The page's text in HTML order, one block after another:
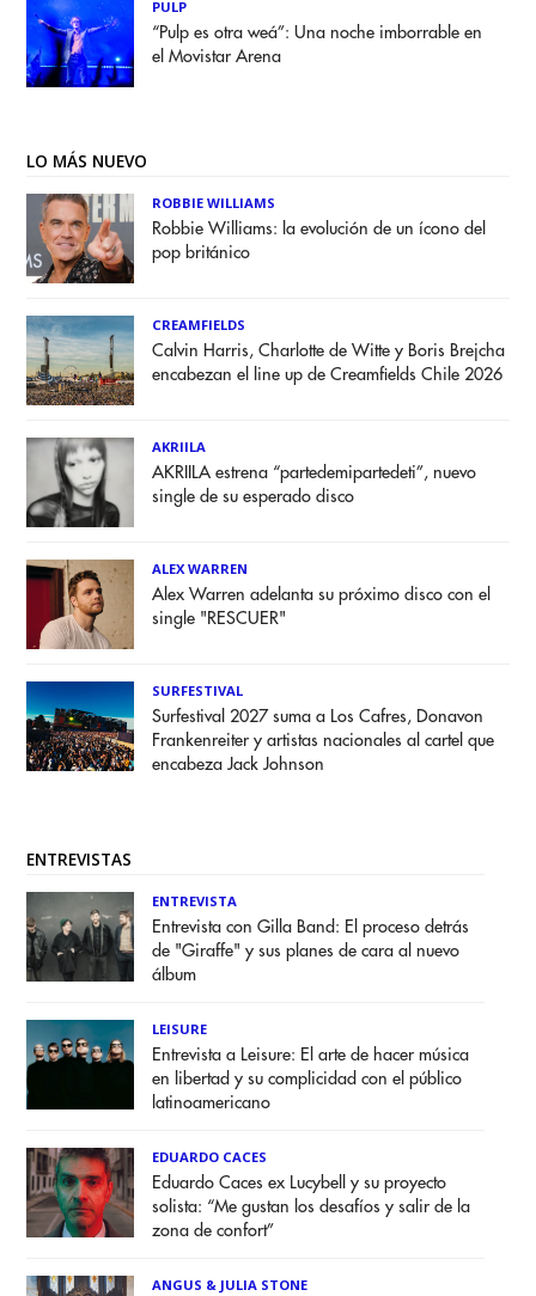
PULP
“Pulp es otra weá”: Una noche imborrable en
el Movistar Arena
LO MÁS NUEVO
ROBBIE WILLIAMS
Robbie Williams: la evolución de un ícono del
pop británico
CREAMFIELDS
Calvin Harris, Charlotte de Witte y Boris Brejcha
encabezan el line up de Creamfields Chile 2026
AKRIILA
AKRIILA estrena “partedemipartedeti”, nuevo
single de su esperado disco
ALEX WARREN
Alex Warren adelanta su próximo disco con el
single "RESCUER"
SURFESTIVAL
Surfestival 2027 suma a Los Cafres, Donavon
Frankenreiter y artistas nacionales al cartel que
encabeza Jack Johnson
ENTREVISTAS
ENTREVISTA
Entrevista con Gilla Band: El proceso detrás
de "Giraffe" y sus planes de cara al nuevo
álbum
LEISURE
Entrevista a Leisure: El arte de hacer música
en libertad y su complicidad con el público
latinoamericano
EDUARDO CACES
Eduardo Caces ex Lucybell y su proyecto
solista: “Me gustan los desafíos y salir de la
zona de confort”
ANGUS & JULIA STONE